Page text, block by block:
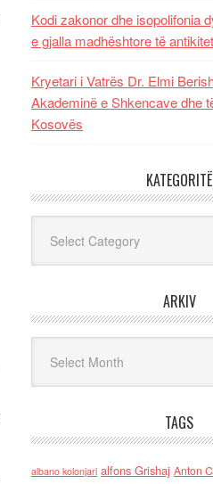
Kodi zakonor dhe isopolifonia
e gjalla madhështore të
Kryetari i Vatrës Dr. Elmi
Akademinë e Shkencave dhe
Kosovës
KATEGORITË
ARKIV
TAGS
albano kolonjari alfons Grishaj Anton